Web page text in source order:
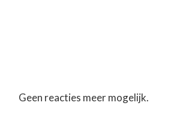
Geen reacties meer mogelijk.